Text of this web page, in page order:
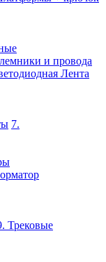
и провода
Лента
7.
Трековые